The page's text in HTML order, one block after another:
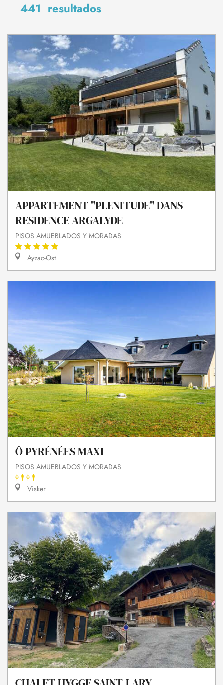
441 resultados
APPARTEMENT "PLENITUDE" DANS
RESIDENCE ARGALYDE
PISOS AMUEBLADOS Y MORADAS
Ayzac-Ost
Ô PYRÉNÉES MAXI
PISOS AMUEBLADOS Y MORADAS
Visker